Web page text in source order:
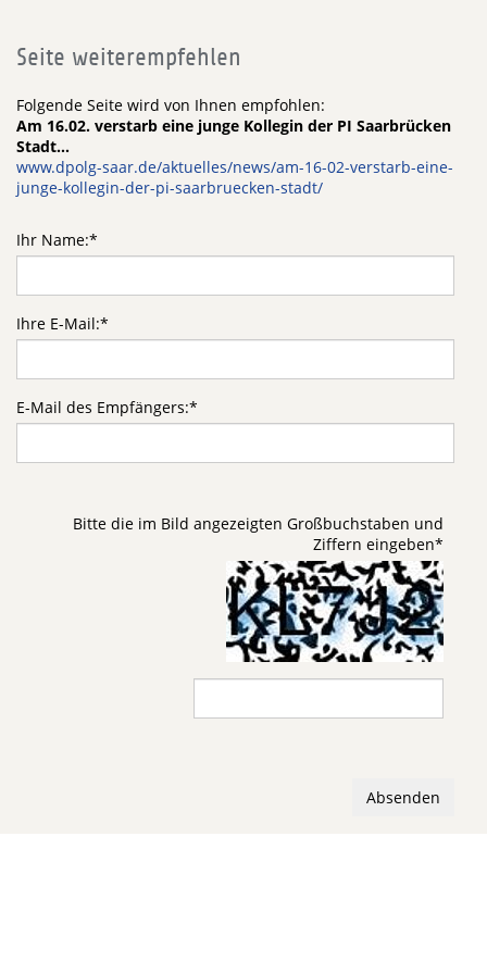
Seite weiterempfehlen
Folgende Seite wird von Ihnen empfohlen:
Am 16.02. verstarb eine junge Kollegin der PI Saarbrücken
Stadt...
www.dpolg-saar.de/aktuelles/news/am-16-02-verstarb-eine-
junge-kollegin-der-pi-saarbruecken-stadt/
Ihr Name:*
Ihre E-Mail:*
E-Mail des Empfängers:*
Bitte die im Bild angezeigten Großbuchstaben und
Ziffern eingeben*
Absenden